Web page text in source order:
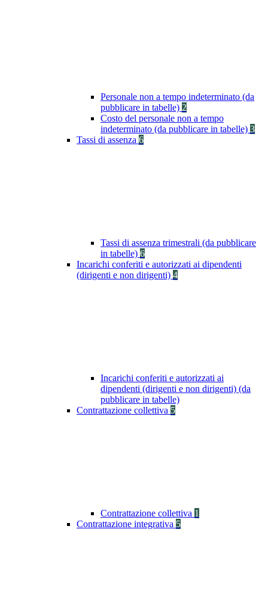
Personale non a tempo indeterminato (da
pubblicare in tabelle) 2
Costo del personale non a tempo
indeterminato (da pubblicare in tabelle) 3
Tassi di assenza 6
Tassi di assenza trimestrali (da pubblicare
in tabelle) 6
Incarichi conferiti e autorizzati ai dipendenti
(dirigenti e non dirigenti) 4
Incarichi conferiti e autorizzati ai
dipendenti (dirigenti e non dirigenti) (da
pubblicare in tabelle)
Contrattazione collettiva 5
Contrattazione collettiva 1
Contrattazione integrativa 5